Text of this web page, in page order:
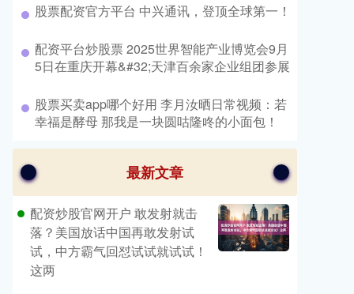
​股票配资官方平台 中兴通讯，登顶全球第一！
​配资平台炒股票 2025世界智能产业博览会9月
5日在重庆开幕&#32;天津百余家企业组团参展
​股票买卖app哪个好用 李月汝晒日常视频：若
幸福是酵母 那我是一块圆咕隆咚的小面包！
最新文章
配资炒股官网开户 敢发射就击
落？美国放话中国再敢发射试
试，中方霸气回怼试试就试试！
这两